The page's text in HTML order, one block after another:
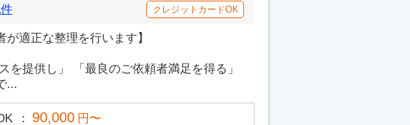
件 クレジットカードOK
が適正な整理を行います】
を提供し」 「最良のご依頼者満足を得る」
...
90,000 円〜